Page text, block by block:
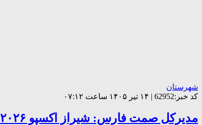
شهرستان
کد خبر:62952 | ۱۴ تیر ۱۴۰۵ ساعت ۰۷:۱۲
مدیرکل صمت فارس: شیراز اکسپو ۲۰۲۶ نیمه دوم مهرماه خبر داد